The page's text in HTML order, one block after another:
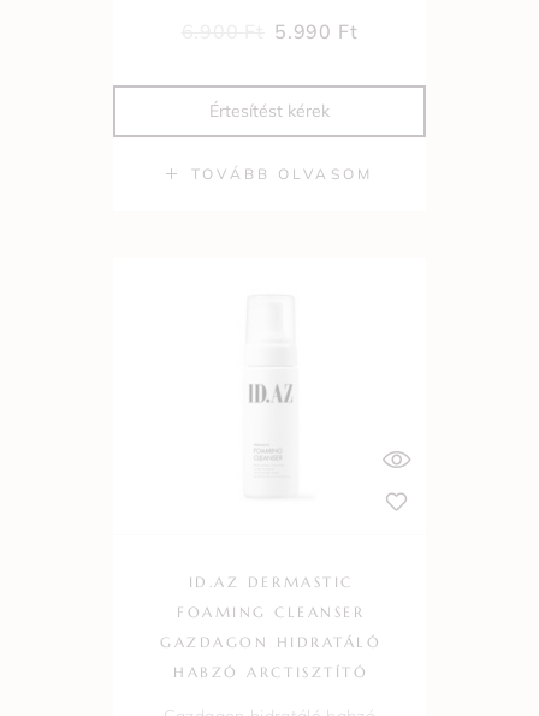
TOVÁBB OLVASOM
5.990 Ft
Értesítést kérek
ID.AZ DERMASTIC
FOAMING CLEANSER
GAZDAGON HIDRATÁLÓ
HABZÓ ARCTISZTÍTÓ